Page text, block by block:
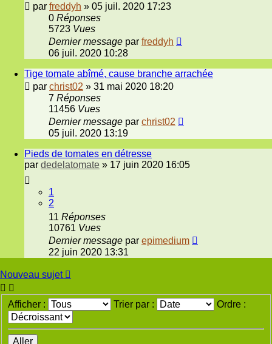
par freddyh » 05 juil. 2020 17:23
0 Réponses
5723 Vues
Dernier message par freddyh
06 juil. 2020 10:28
Tige tomate abîmé, cause branche arrachée
par christ02 » 31 mai 2020 18:20
7 Réponses
11456 Vues
Dernier message par christ02
05 juil. 2020 13:19
Pieds de tomates en détresse
par dedelatomate » 17 juin 2020 16:05
1
2
11 Réponses
10761 Vues
Dernier message par epimedium
22 juin 2020 13:31
Nouveau sujet
Afficher : Trier par : Ordre :